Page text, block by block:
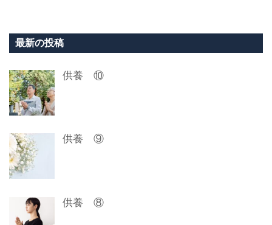
ビ
ー
シ
ョ
ン
最新の投稿
供養 ⑩
供養 ⑨
供養 ⑧